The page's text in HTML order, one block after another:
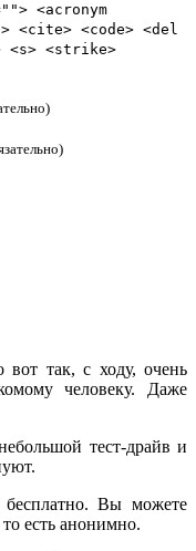
<acronym
<cite> <code> <del
<s> <strike>
так, с ходу, очень
человеку. Даже
тест-драйв и
Вы можете
есть анонимно.